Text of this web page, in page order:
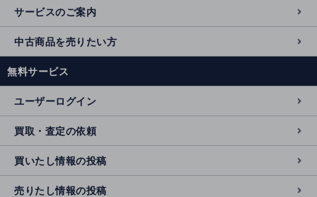
サービスのご案内
中古商品を売りたい方
無料サービス
ユーザーログイン
買取・査定の依頼
買いたし情報の投稿
売りたし情報の投稿